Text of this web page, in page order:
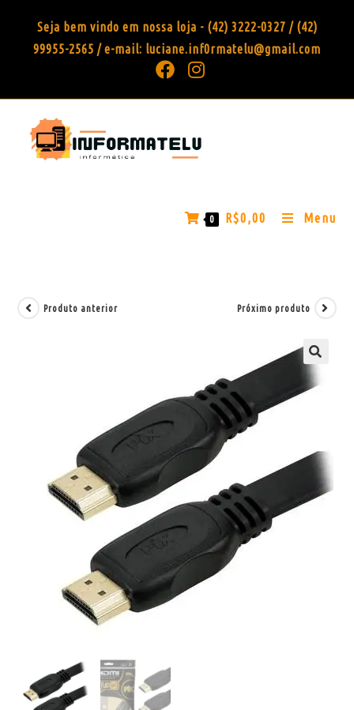
Seja bem vindo em nossa loja - (42) 3222-0327 / (42)
99955-2565 / e-mail: luciane.inf0rmatelu@gmail.com
0 R$0,00 Menu
Produto anterior Próximo produto